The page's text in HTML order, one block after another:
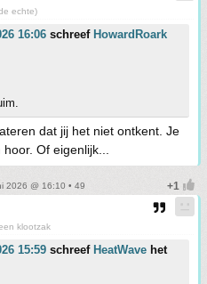
echte)
16:06 schreef HowardRoark
dat jij het niet ontkent. Je
Of eigenlijk...
2026 @ 16:10 • 49
klootzak
15:59 schreef HeatWave het